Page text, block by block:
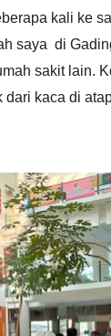
kali ke
saya di
sakit lain.
dari kaca di